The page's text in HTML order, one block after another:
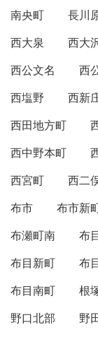
南央町
長川
西大泉
西大
西公文名
西
西塩野
西新
西田地方町
西中野本町
西宮町
西二
布市
布市新
布瀬町南
布
布目新町
布
布目南町
根
野口北部
野